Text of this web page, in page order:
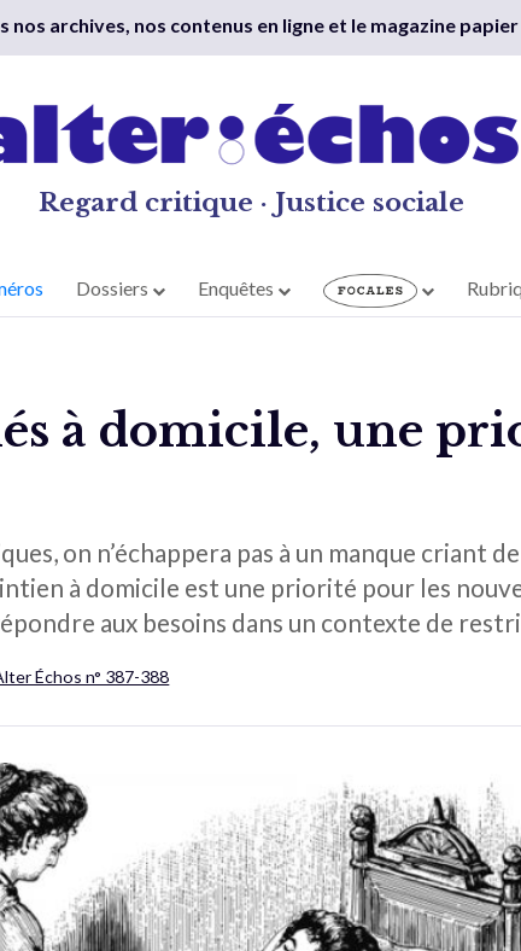
archives, nos contenus en ligne et le magazine
Regard critique · Justice sociale
Dossiers Enquêtes
à domicile, une
on n’échappera pas à un manque criant
à domicile est une priorité pour les
aux besoins dans un contexte de
Échos n° 387-388